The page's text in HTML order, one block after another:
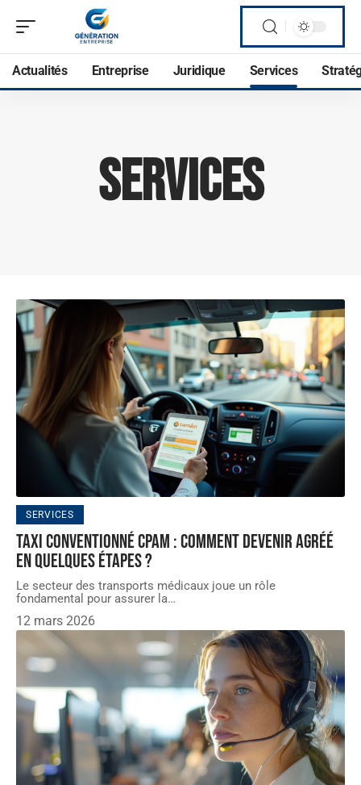
Actualités Entreprise Juridique Services
Services
SERVICES
Taxi conventionné CPAM : Comment devenir agréé
en quelques étapes ?
Le secteur des transports médicaux joue un rôle
fondamental pour assurer la…
12 mars 2026